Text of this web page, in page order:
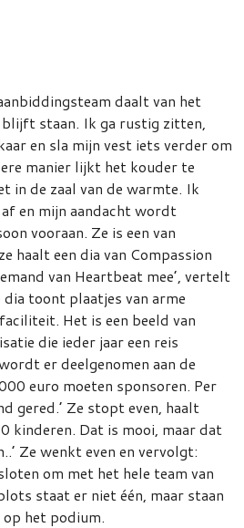
daalt van het
blijft staan. Ik ga rustig zitten,
en sla mijn vest iets verder om
manier lijkt het kouder te
in de zaal van de warmte. Ik
en mijn aandacht wordt
vooraan. Ze is een van
haalt een dia van Compassion
van Heartbeat mee’, vertelt
dia toont plaatjes van arme
Het is een beeld van
die ieder jaar een reis
er deelgenomen aan de
euro moeten sponsoren. Per
gered.’ Ze stopt even, haalt
kinderen. Dat is mooi, maar dat
Ze wenkt even en vervolgt:
om met het hele team van
staat er niet één, maar staan
op het podium.